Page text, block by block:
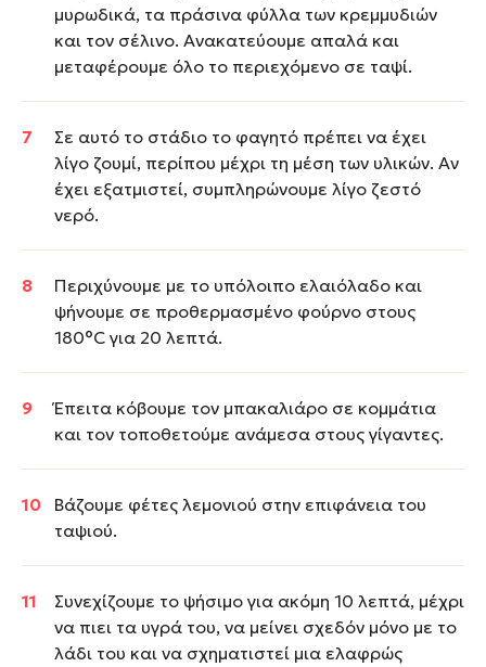
μυρωδικά, τα πράσινα φύλλα των κρεμμυδιών
και τον σέλινο. Ανακατεύουμε απαλά και
μεταφέρουμε όλο το περιεχόμενο σε ταψί.
Σε αυτό το στάδιο το φαγητό πρέπει να έχει
λίγο ζουμί, περίπου μέχρι τη μέση των υλικών. Αν
έχει εξατμιστεί, συμπληρώνουμε λίγο ζεστό
νερό.
Περιχύνουμε με το υπόλοιπο ελαιόλαδο και
ψήνουμε σε προθερμασμένο φούρνο στους
180°C για 20 λεπτά.
Έπειτα κόβουμε τον μπακαλιάρο σε κομμάτια
και τον τοποθετούμε ανάμεσα στους γίγαντες.
Βάζουμε φέτες λεμονιού στην επιφάνεια του
ταψιού.
Συνεχίζουμε το ψήσιμο για ακόμη 10 λεπτά, μέχρι
να πιει τα υγρά του, να μείνει σχεδόν μόνο με το
λάδι του και να σχηματιστεί μια ελαφρώς